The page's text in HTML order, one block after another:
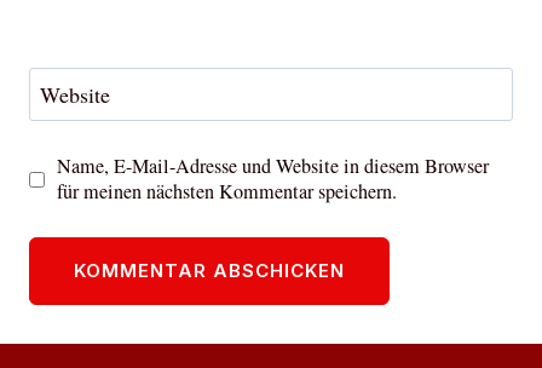
Website
Name, E-Mail-Adresse und Website in diesem Browser
für meinen nächsten Kommentar speichern.